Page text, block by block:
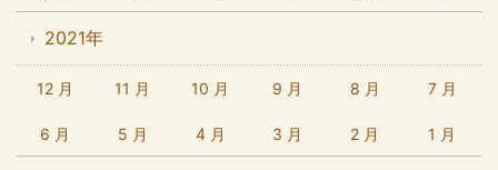
2021年
12 月 11 月 10 月 9 月 8 月 7 月
6 月 5 月 4 月 3 月 2 月 1 月